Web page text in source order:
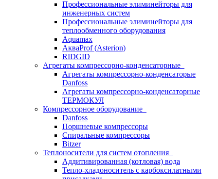
Профессиональные элиминейторы для
инженерных систем
Профессиональные элиминейторы для
теплообменного оборудования
Aquamax
АкваProf (Asterion)
RIDGID
Агрегаты компрессорно-конденсаторные
Агрегаты компрессорно-конденсаторые
Danfoss
Агрегаты компрессорно-конденсаторные
ТЕРМОКУЛ
Компрессорное оборудование
Danfoss
Поршневые компрессоры
Спиральные компрессоры
Bitzer
Теплоносители для систем отопления
Аддитивированная (котловая) вода
Тепло-хладоноситель с карбоксилатными